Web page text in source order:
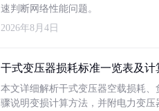
速判断网络性能问题。
2026年8月4日
干式变压器损耗标准一览表及计
本文详细解析干式变压器空载损耗、
骤说明变损计算方法，并附电力变压